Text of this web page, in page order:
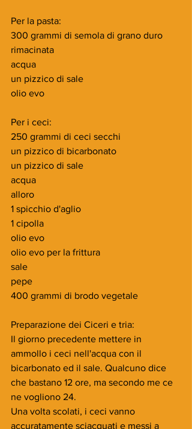
Per la pasta:
300 grammi di semola di grano duro
rimacinata
acqua
un pizzico di sale
olio evo
Per i ceci:
250 grammi di ceci secchi
un pizzico di bicarbonato
un pizzico di sale
acqua
alloro
1 spicchio d'aglio
1 cipolla
olio evo
olio evo per la frittura
sale
pepe
400 grammi di brodo vegetale
Preparazione dei Ciceri e tria:
Il giorno precedente mettere in
ammollo i ceci nell'acqua con il
bicarbonato ed il sale. Qualcuno dice
che bastano 12 ore, ma secondo me ce
ne vogliono 24.
Una volta scolati, i ceci vanno
accuratamente sciacquati e messi a